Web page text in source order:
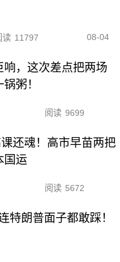
读 11797 08-04
响，这次差点把两场
粥！
阅读 9699
还魂！高市早苗两把
国运
阅读 5672
特朗普面子都敢踩！